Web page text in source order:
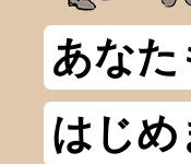
あなた
はじめ